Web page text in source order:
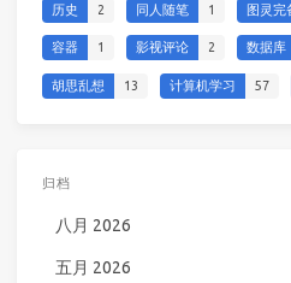
历史 2 同人随笔 1 图灵完
容器 1 影视评论 2 数据库
胡思乱想 13 计算机学习 57
归档
八月 2026
五月 2026